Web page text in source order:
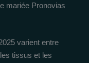
mariée Pronovias
varient entre
tissus et les